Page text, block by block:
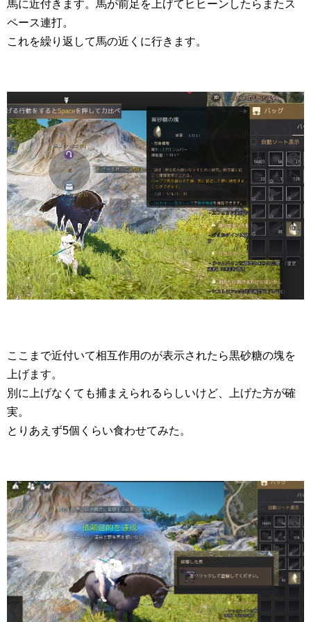
馬に近付きます。馬が前足を上げてヒヒーンしたらまたス
ペース連打。
これを繰り返して馬の近くに行きます。
ここまで近付いて相互作用のが表示されたら黒砂糖の塊を
上げます。
別に上げなくても捕まえられるらしいけど、上げた方が確
実。
とりあえず5個くらい食わせてみた。